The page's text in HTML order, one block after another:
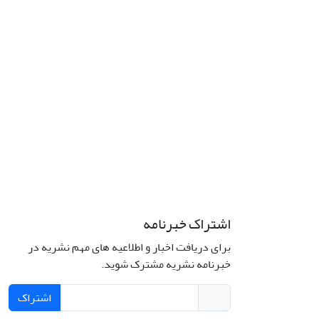
اشتراک خبرنامه
برای دریافت اخبار و اطلاعیه های مهم نشریه در
خبرنامه نشریه مشترک شوید.
اشتراک